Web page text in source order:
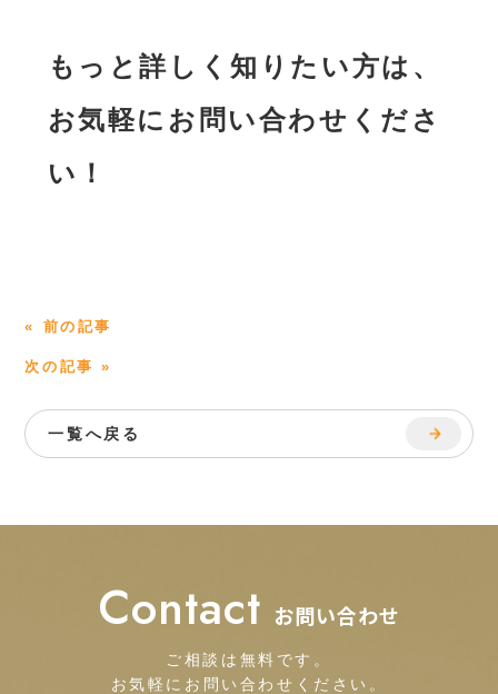
も っと詳しく知りたい方は、
お気軽にお問い合わせくださ
い！
« 前の記事
次の記事 »
一覧へ戻る
Contact お問い合わせ
ご相談は無料です。
お気軽にお問い合わせください。